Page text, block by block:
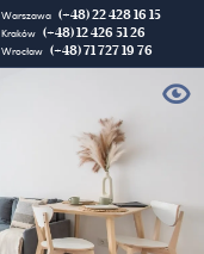
Warszawa (+48) 22 428 16 15
Kraków (+48) 12 426 51 26
Wrocław (+48) 71 727 19 76